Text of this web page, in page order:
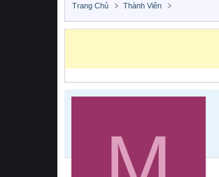
Trang Chủ Thành Viên